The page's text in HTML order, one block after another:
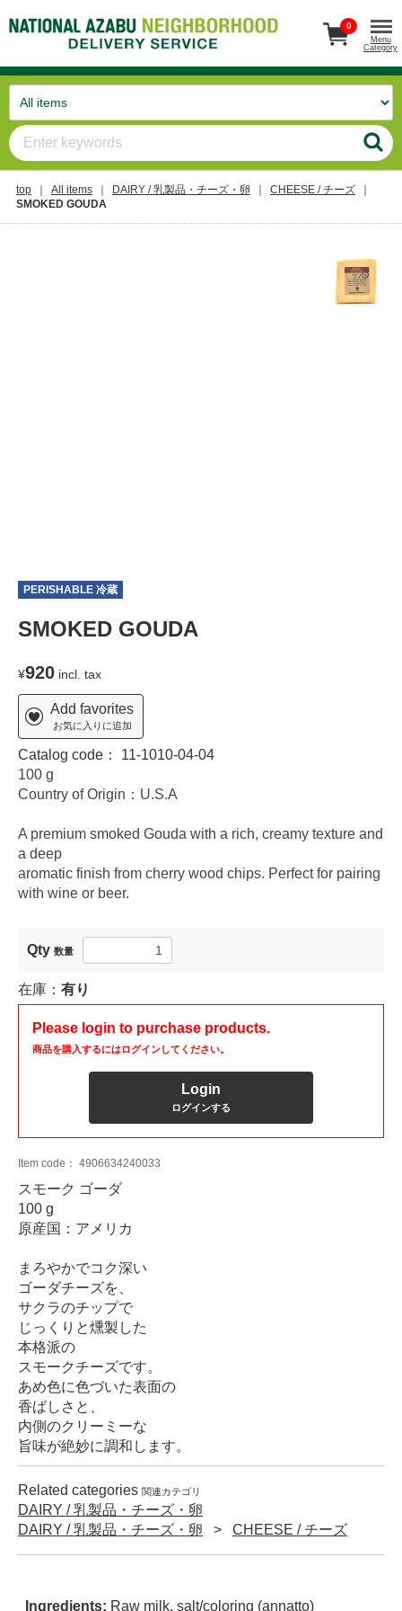
0
Menu
Category
top All items DAIRY / 乳製品・チーズ・卵
CHEESE / チーズ
SMOKED GOUDA
PERISHABLE 冷蔵
SMOKED GOUDA
¥920 incl. tax
Add favorites
お気に入りに追加
Catalog code： 11-1010-04-04
100 g
Country of Origin：U.S.A
A premium smoked Gouda with a rich, creamy texture and
a deep
aromatic finish from cherry wood chips. Perfect for pairing
with wine or beer.
Qty 数量
在庫： 有り
Please login to purchase products.
商品を購入するにはログインしてください。
Login
ログインする
Item code： 4906634240033
スモーク ゴーダ
100 g
原産国：アメリカ
まろやかでコク深い
ゴーダチーズを、
サクラのチップで
じっくりと燻製した
本格派の
スモークチーズです。
あめ色に色づいた表面の
香ばしさと、
内側のクリーミーな
旨味が絶妙に調和します。
Related categories 関連カテゴリ
DAIRY / 乳製品・チーズ・卵
DAIRY / 乳製品・チーズ・卵
CHEESE / チーズ
Ingredients: Raw milk, salt/coloring (annatto)